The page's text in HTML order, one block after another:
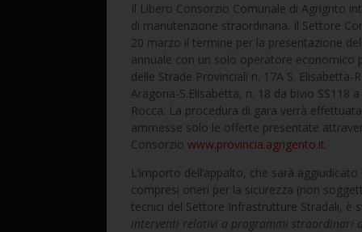
Il Libero Consorzio Comunale di Agrignto
di manutenzione straordinaria. Il Settore
20 marzo il termine per la presentazione
annuale con un solo operatore economico
delle Strade Provinciali n. 17A S.
Aragona-S.Elisabetta, n. 18 da bivio SS118
Rocca. La procedura di gara verrà
ammesse solo le offerte presentate
Consorzio www.provincia.agrigento.it.
L’importo dell’appalto, che sarà
compresi oneri per la sicurezza (non
tecnici del Settore Infrastrutture Stradali, è
interventi relativi a programmi straordinari